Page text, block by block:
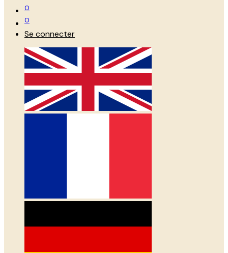
0
0
Se connecter